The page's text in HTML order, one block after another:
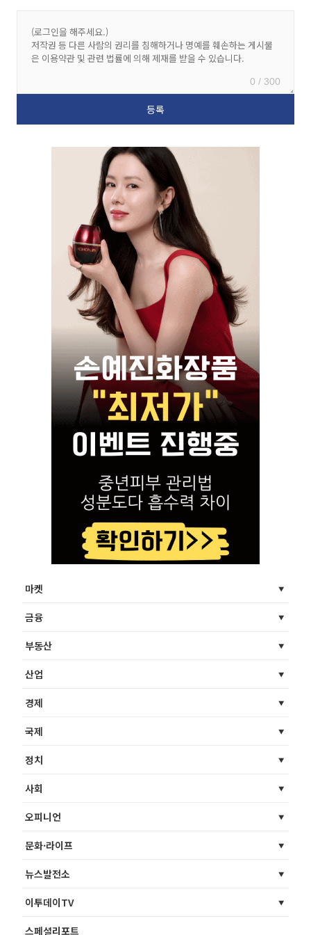
0 / 300
마켓
금융
부동산
산업
경제
국제
정치
사회
오피니언
문화·라이프
뉴스발전소
이투데이TV
스페셜리포트